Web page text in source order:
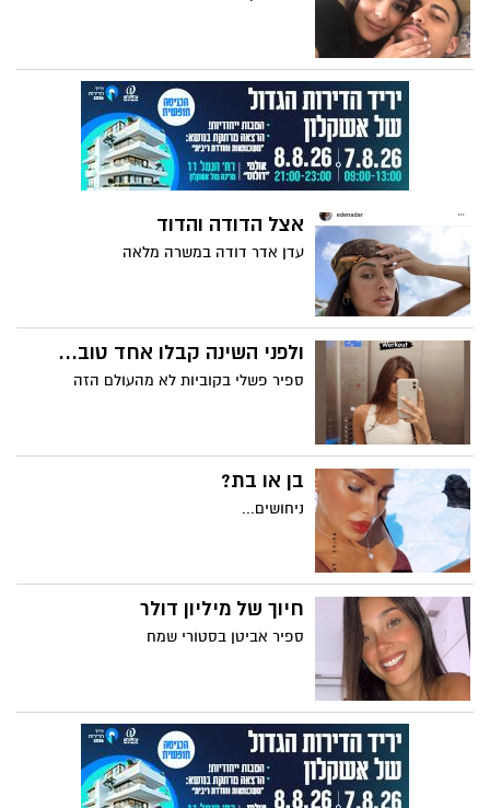
אצל הדודה והדוד
עדן אדר דודה במשרה מלאה
ולפני השינה קבלו אחד טוב...
ספיר פשלי בקוביות לא מהעולם הזה
בן או בת?
ניחושים...
חיוך של מיליון דולר
ספיר אביטן בסטורי שמח